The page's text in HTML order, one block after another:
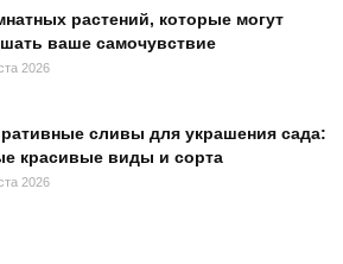
растений, которые могут
ваше самочувствие
2026
сливы для украшения сада:
красивые виды и сорта
2026